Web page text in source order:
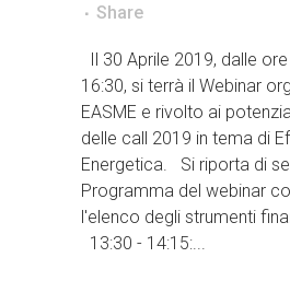
Share
Il 30 Aprile 2019, dalle
16:30, si terrà il Webinar
EASME e rivolto ai
delle call 2019 in tema di
Energetica. Si riporta di
Programma del webinar
l'elenco degli strumenti
13:30 - 14:15:...